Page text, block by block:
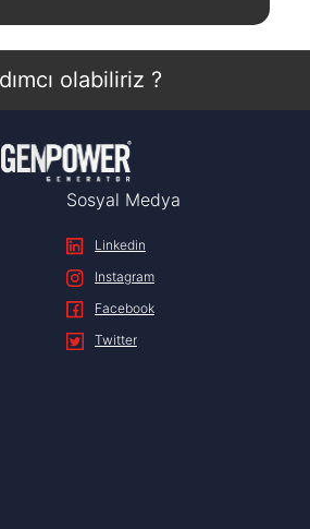
İncele
olabiliriz ?
Sosyal Medya
Linkedin
Instagram
Facebook
Twitter